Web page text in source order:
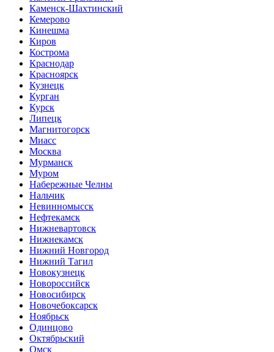
Каменск-Шахтинский
Кемерово
Кинешма
Киров
Кострома
Краснодар
Красноярск
Кузнецк
Курган
Курск
Липецк
Магнитогорск
Миасс
Москва
Мурманск
Муром
Набережные Челны
Нальчик
Невинномысск
Нефтекамск
Нижневартовск
Нижнекамск
Нижний Новгород
Нижний Тагил
Новокузнецк
Новороссийск
Новосибирск
Новочебоксарск
Ноябрьск
Одинцово
Октябрьский
Омск